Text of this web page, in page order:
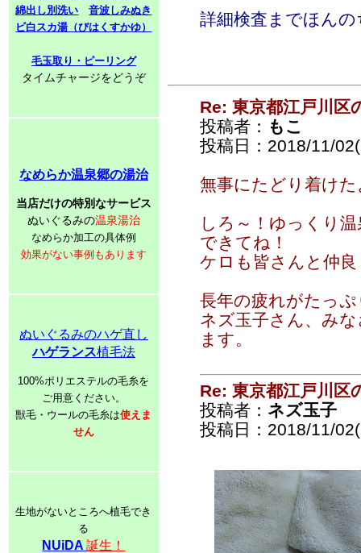
綿出し別洗い
音波しみぬき
ビ白スカ湯（びはくすかゆ）
毛玉取り・ピーリング
タイムチャージをどうぞ
なめらか温泉郷の湯治
当店だけの特別なサービス
ぬいぐるみの温泉湯治
なめらか加工の具体例
効果がない事例もあります
ぬいぐるみのハゲ直し
ハゲランス植毛法
100%ポリエステルの毛糸を
ご用意ください。
獣毛・ウールの毛糸は使えま
せん
生地がないところへ植毛でき
る
NUiDA誕生！
詳細検査までほん
Re: 東京都江戸川区
投稿者： もこ
投稿日：2018/11/
無事にたどり着け
しろ～！ゆっくり
できてね！
ケロも皆さんと仲
長年の疲れがたっ
ネズ玉子さん、み
ます。
Re: 東京都江戸川区
投稿者： ネズ玉子
投稿日：2018/11/